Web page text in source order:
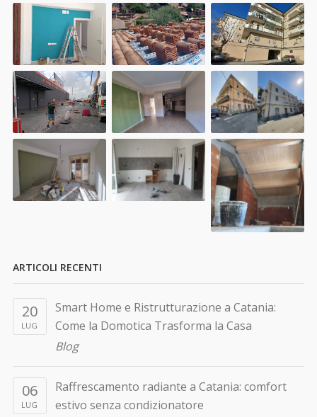
ARTICOLI RECENTI
20
LUG
Smart Home e Ristrutturazione a Catania:
Come la Domotica Trasforma la Casa
Blog
06
LUG
Raffrescamento radiante a Catania: comfort
estivo senza condizionatore